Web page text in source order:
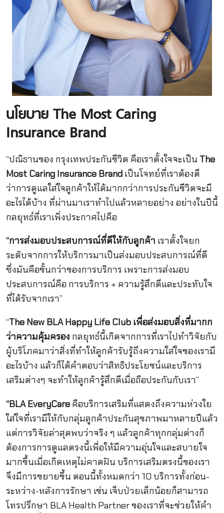
นโยบาย The Most Caring
Insurance Brand
“ปณิธานของ กรุงเทพประกันชีวิต คือเราตั้งใจจะเป็น The
Most Caring Insurance Brandเป็นโจทย์ที่เราต้องตี
ว่าการดูแลใส่ใจลูกค้าให้ได้มากกว่าการประกันชีวิตจะมี
อะไรได้บ้าง ที่ผ่านมาเราทำไปแล้วหลายอย่าง อย่างในปีนี้
กลยุทธ์ที่เราเพิ่งประกาศไปคือ
“การส่งมอบประสบการณ์ที่ดีให้กับลูกค้า เราตั้งใจยก
ระดับจากการให้บริการมาเป็นส่งมอบประสบการณ์ที่ดี
ซึ่งมันคือขั้นกว่าของการบริการ เพราะการส่งมอบ
ประสบการณ์คือ การบริการ + ความรู้สึกดีและประทับใจ
ที่ได้รับจากเรา”
“The New BLA Happy Life Club เพื่อส่งมอบสิ่งที่มากก
ว่าความคุ้มครอง กลยุทธ์นี้เกิดจากการที่เราไปทำวิจัยกับ
ผู้บริโภคมาว่าสิ่งที่ทำให้ลูกค้ารับรู้ถึงความใส่ใจของเรามี
อะไรบ้าง แล้วก็ได้คำตอบว่าสิทธิประโยชน์และบริการ
เสริมต่างๆ จะทำให้ลูกค้ารู้สึกดีเมื่อถือประกันกับเรา”
“BLA EveryCare คือบริการเสริมที่แสดงถึงความห่วงใย
ใส่ใจที่เรามีให้กับกลุ่มลูกค้าประกันสุขภาพมาหลายปีแล้ว
แต่การวิจัยล่าสุดพบว่าจริง ๆ แล้วลูกค้าทุกกลุ่มต่างก็
ต้องการการดูแลตรงนี้เพื่อให้มีความอุ่นใจและสบายใจ
มากขึ้นเมื่อเกิดเหตุไม่คาดฝัน บริการเสริมตรงนี้ของเรา
จึงมีการขยายขึ้น ตอนนี้ทั้งหมดกว่า 10 บริการทั้งก่อน-
ระหว่าง-หลังการรักษา เช่น เจ็บป่วยเล็กน้อยก็สามารถ
โทรปรึกษา BLA Health Partner ของเราที่จะช่วยให้คำ